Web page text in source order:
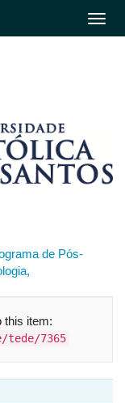
de Pós-
this item:
7365